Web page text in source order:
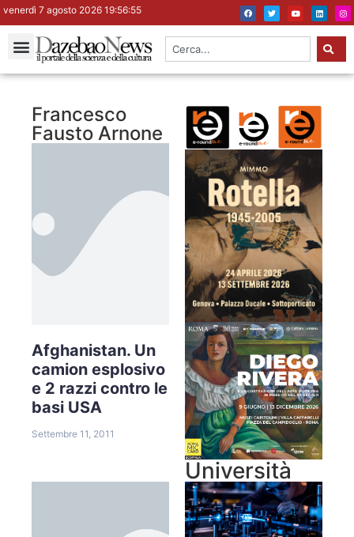
venerdì 7 agosto 2026 19:56:56
Francesco
Fausto Arnone
Afghanistan. Un
camion esplosivo
e 2 razzi contro le
basi USA
Settembre 11, 2011
Università